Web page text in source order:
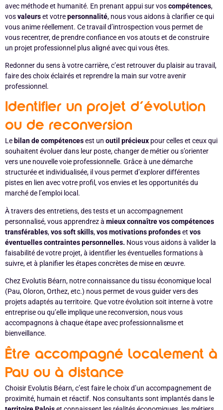
avec méthode et humanité. En prenant appui sur voscompétences,
vosvaleurset votrepersonnalité, nous vous aidons à clarifier ce qui
vous anime réellement. Ce travail d’introspection vous permet de
vous recentrer, de prendre confiance en vos atouts et de construire
un projet professionnel plus aligné avec qui vous êtes.
Redonner du sens à votre carrière, c’est retrouver du plaisir au travail,
faire des choix éclairés et reprendre la main sur votre avenir
professionnel.
Identifier un projet d’évolution
ou de reconversion
Le bilan de compétencesest un outil précieux pour celles et ceux qui
souhaitent évoluer dans leur poste, changer de métier ou s’orienter
vers une nouvelle voie professionnelle. Grâce à une démarche
structurée et individualisée, il vous permet d’explorer différentes
pistes en lien avec votre profil, vos envies et les opportunités du
marché de l’emploi local.
À travers des entretiens, des tests et un accompagnement
personnalisé, vous apprendrez à mieux connaître vos compétences
transférables,vos soft skills,vos motivations profondeset vos
éventuelles contraintes personnelles. Nous vous aidons à valider la
faisabilité de votre projet, à identifier les éventuelles formations à
suivre, et à planifier les étapes concrètes de mise en œuvre.
Chez Evolutis Béarn, notre connaissance du tissu économique local
(Pau, Oloron, Orthez, etc.) nous permet de vous guider vers des
projets adaptés au territoire. Que votre évolution soit interne à votre
entreprise ou qu’elle implique une reconversion, nous vous
accompagnons à chaque étape avec professionnalisme et
bienveillance.
Être accompagné localement à
Pau ou à distance
Choisir Evolutis Béarn, c’est faire le choix d’un accompagnement de
proximité, humain et réactif. Nos consultants sont implantés dans le